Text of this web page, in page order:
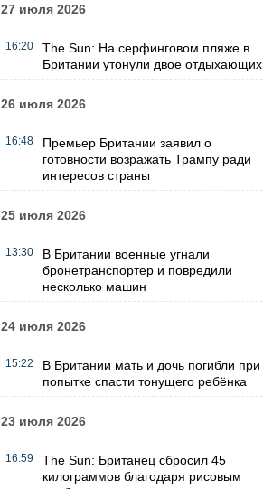
27 июля 2026
16:20
The Sun: На серфинговом пляже в
Британии утонули двое отдыхающих
26 июля 2026
16:48
Премьер Британии заявил о
готовности возражать Трампу ради
интересов страны
25 июля 2026
13:30
В Британии военные угнали
бронетранспортер и повредили
несколько машин
24 июля 2026
15:22
В Британии мать и дочь погибли при
попытке спасти тонущего ребёнка
23 июля 2026
16:59
The Sun: Британец сбросил 45
килограммов благодаря рисовым